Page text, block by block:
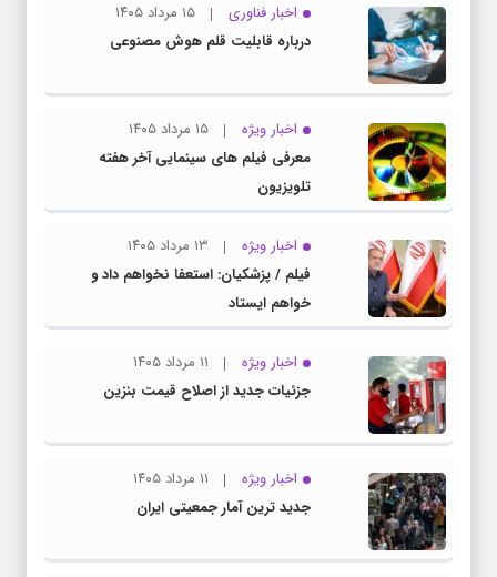
اخبار فناوری
۱۵ مرداد ۱۴۰۵
درباره قابلیت قلم هوش مصنوعی
اخبار ویژه
۱۵ مرداد ۱۴۰۵
معرفی فیلم های سینمایی آخر هفته
تلویزیون
اخبار ویژه
۱۳ مرداد ۱۴۰۵
فیلم / پزشکیان: استعفا نخواهم داد و
خواهم ایستاد
اخبار ویژه
۱۱ مرداد ۱۴۰۵
جزئیات جدید از اصلاح قیمت بنزین
اخبار ویژه
۱۱ مرداد ۱۴۰۵
جدید ترین آمار جمعیتی ایران